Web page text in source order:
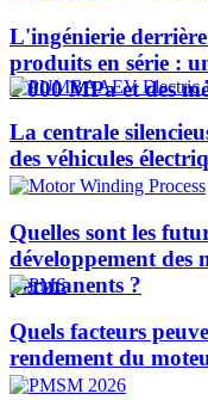
L'ingénierie
produits en série :
1 000 MPa et des
La centrale
des véhicules
Quelles sont les
développement des
permanents ?
Quels facteurs
rendement du